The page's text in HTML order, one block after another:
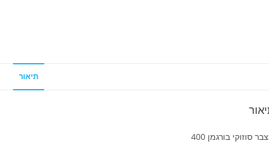
תיאור
סוזוקי בורגמן 400